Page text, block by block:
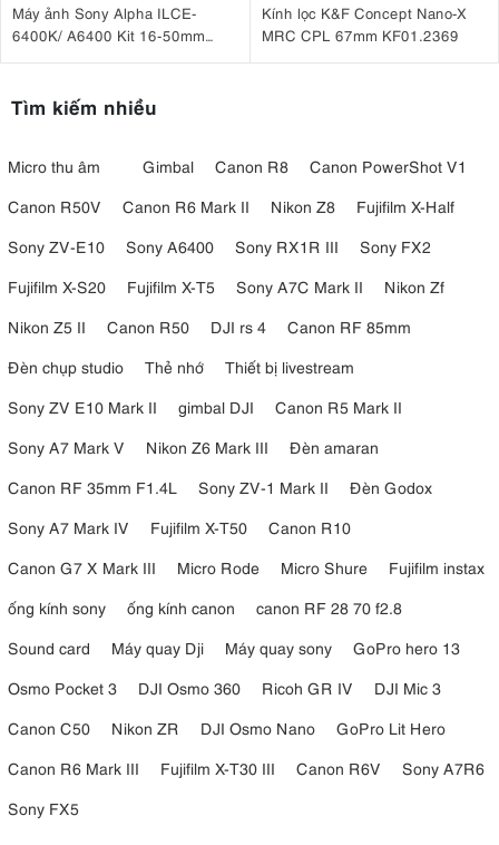
Máy ảnh Sony Alpha ILCE-
6400K/ A6400 Kit 16-50mm
Kính lọc K&F Concept Nano-X
MRC CPL 67mm KF01.2369
Tìm kiếm nhiều
Micro thu âm Gimbal Canon R8
Canon PowerShot V1
Canon R50V
Canon R6 Mark II Nikon Z8
Fujifilm X-Half
Sony ZV-E10
Sony A6400 Sony RX1R III
Sony FX2
Fujifilm X-S20
Fujifilm X-T5 Sony A7C Mark II
Nikon Zf
Nikon Z5 II
Canon R50 DJI rs 4
Canon RF 85mm
Đèn chụp studio
Thẻ nhớ
Thiết bị livestream
Sony ZV E10 Mark II
gimbal DJI
Canon R5 Mark II
Sony A7 Mark V
Nikon Z6 Mark III
Đèn amaran
Canon RF 35mm F1.4L
Sony ZV-1 Mark II
Đèn Godox
Sony A7 Mark IV
Fujifilm X-T50
Canon R10
Canon G7 X Mark III
Micro Rode Micro Shure
Fujifilm instax
ống kính sony
ống kính canon
canon RF 28 70 f2.8
Sound card
Máy quay Dji Máy quay sony
GoPro hero 13
Osmo Pocket 3
DJI Osmo 360 Ricoh GR IV
DJI Mic 3
Canon C50
Nikon ZR DJI Osmo Nano
GoPro Lit Hero
Canon R6 Mark III
Fujifilm X-T30 III Canon R6V
Sony A7R6
Sony FX5